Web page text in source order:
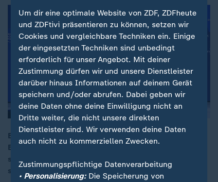
Beim Weltwirtschaftsforum in Davos hat heute
Bundeskanzler Merz gesprochen. In seiner Rede
sprach er vom Beginn eines neuen Zeitalters, auf das
sich Europa schnell einstellen müsse.
Um dir eine optimale Website von ZDF, ZDFheute
und ZDFtivi präsentieren zu können, setzen wir
Cookies und vergleichbare Techniken ein. Einige
der eingesetzten Techniken sind unbedingt
erforderlich für unser Angebot. Mit deiner
Zustimmung dürfen wir und unsere Dienstleister
darüber hinaus Informationen auf deinem Gerät
speichern und/oder abrufen. Dabei geben wir
deine Daten ohne deine Einwilligung nicht an
Dritte weiter, die nicht unsere direkten
Dienstleister sind. Wir verwenden deine Daten
auch nicht zu kommerziellen Zwecken.
Zustimmungspflichtige Datenverarbeitung
• Personalisierung:Die Speicherung von